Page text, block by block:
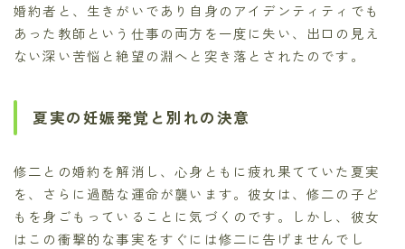
婚約者と、生きがいであり自身のアイデンティティでも
あった教師という仕事の両方を一度に失い、出口の見え
ない深い苦悩と絶望の淵へと突き落とされたのです。
夏実の妊娠発覚と別れの決意
修二との婚約を解消し、心身ともに疲れ果てていた夏実
を、さらに過酷な運命が襲います。彼女は、修二の子ど
もを身ごもっていることに気づくのです。しかし、彼女
はこの衝撃的な事実をすぐには修二に告げませんでし